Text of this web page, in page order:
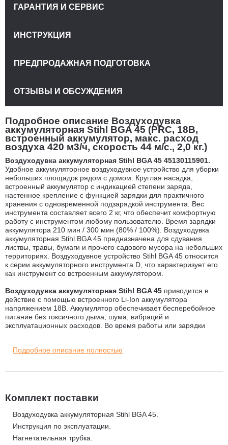
Подробное описание Воздуходувка
аккумуляторная Stihl BGA 45 (PRC, 18В,
встроенный аккумулятор, макс. расход
воздуха 420 м3/ч, скорость 44 м/с., 2,0 кг.)
Воздуходувка аккумуляторная Stihl BGA 45 45130115901.
Удобное аккумуляторное воздуходувное устройство для уборки
небольших площадок рядом с домом. Круглая насадка,
встроенный аккумулятор с индикацией степени заряда,
настенное крепление с функцией зарядки для практичного
хранения с одновременной подзарядкой инструмента. Вес
инструмента составляет всего 2 кг, что обеспечит комфортную
работу с инструментом любому пользователю. Время зарядки
аккумулятора 210 мин / 300 мин (80% / 100%). Воздуходувка
аккумуляторная Stihl BGA 45 предназначена для сдувания
листвы, травы, бумаги и прочего садового мусора на небольших
территориях. Воздуходувное устройство Stihl BGA 45 относится
к серии аккумуляторного инструмента D, что характеризует его
как инструмент со встроенным аккумулятором.
Воздуходувка аккумуляторная Stihl BGA 45 приводится в
действие с помощью встроенного Li-Ion аккумулятора
напряжением 18В. Аккумулятор обеспечивает бесперебойное
питание без токсичного дыма, шума, вибраций и
эксплуатационных расходов. Во время работы или зарядки
или зелёным цветом показывают степень заряда. Зарядка
Зарядка начинается автоматически, если штепсельная вилка
вставлена в розетку и зарядный кабель подключен к
воздуходувке, при получении полного заряда, процесс зарядки
прекращается.
Использование аккумуляторного воздуходува Stihl BGA 45
Подробное описание полностью
Комплект поставки
Воздуходувка аккумуляторная Stihl BGA 45.
Инструкция по эксплуатации.
Нагнетательная трубка.
ГАРАНТИЯ И СЕРВИС
ИНСТРУКЦИЯ
ПРЕДПРОДАЖНАЯ ПОДГОТОВКА
ОТЗЫВЫ И ОБСУЖДЕНИЯ